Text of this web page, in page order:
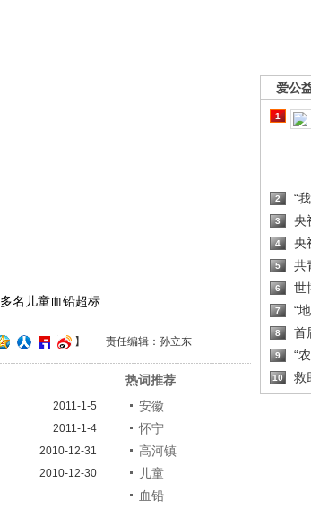
爱公
1
2 “
3 央
4 央
5 共
6 世
7 “
8 首
9 “
10 救
名儿童血铅超标
】 责任编辑：孙立东
2011-1-5
2011-1-4
2010-12-31
2010-12-30
热词推荐
安徽
怀宁
高河镇
儿童
血铅